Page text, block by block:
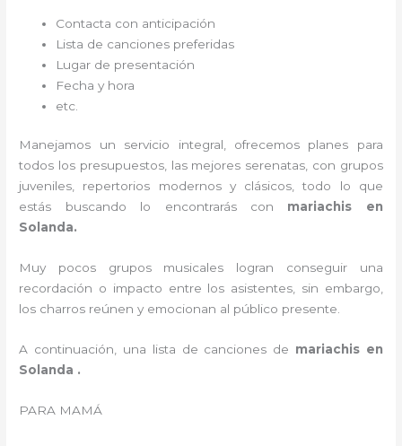
Contacta con anticipación
Lista de canciones preferidas
Lugar de presentación
Fecha y hora
etc.
Manejamos un servicio integral, ofrecemos planes para
todos los presupuestos, las mejores serenatas, con grupos
juveniles, repertorios modernos y clásicos, todo lo que
estás buscando lo encontrarás con mariachis en
Solanda.
Muy pocos grupos musicales logran conseguir una
recordación o impacto entre los asistentes, sin embargo,
los charros reúnen y emocionan al público presente.
A continuación, una lista de canciones de mariachis en
Solanda .
PARA MAMÁ